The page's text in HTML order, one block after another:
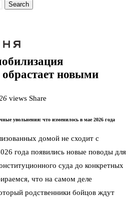
Search
новыми
views Share
увольнения: что изменилось в мае 2026 года
домой не сходит с
года появились новые поводы для
суда до конкретных
что на самом деле
родственники бойцов ждут